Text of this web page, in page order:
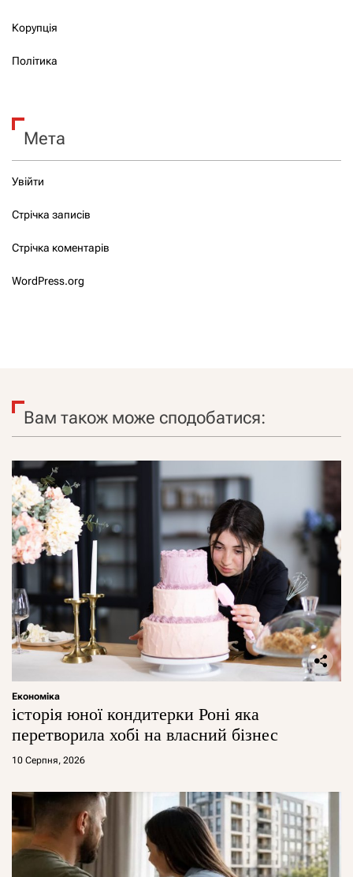
Корупція
Політика
Мета
Увійти
Стрічка записів
Стрічка коментарів
WordPress.org
Вам також може сподобатися:
Економіка
історія юної кондитерки Роні яка
перетворила хобі на власний бізнес
10 Серпня, 2026